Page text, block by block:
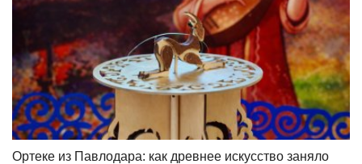
Ортеке из Павлодара: как древнее искусство заняло